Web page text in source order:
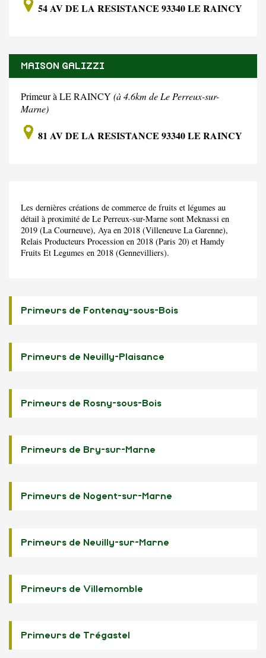
54 AV DE LA RESISTANCE 93340 LE RAINCY
MAISON GALIZZI
Primeur à LE RAINCY (à 4.6km de Le Perreux-sur-
Marne)
81 AV DE LA RESISTANCE 93340 LE RAINCY
Les dernières créations de commerce de fruits et légumes au
détail à proximité de Le Perreux-sur-Marne sont Meknassi en
2019 (La Courneuve), Aya en 2018 (Villeneuve La Garenne),
Relais Producteurs Procession en 2018 (Paris 20) et Hamdy
Fruits Et Legumes en 2018 (Gennevilliers).
Primeurs de Fontenay-sous-Bois
Primeurs de Neuilly-Plaisance
Primeurs de Rosny-sous-Bois
Primeurs de Bry-sur-Marne
Primeurs de Nogent-sur-Marne
Primeurs de Neuilly-sur-Marne
Primeurs de Villemomble
Primeurs de Trégastel